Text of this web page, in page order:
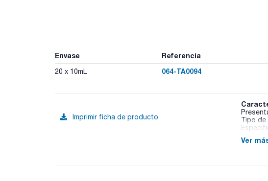
Envase Referencia
20 x 10mL 064-TA0094
Imprimir ficha de producto
Tipo de
Ver